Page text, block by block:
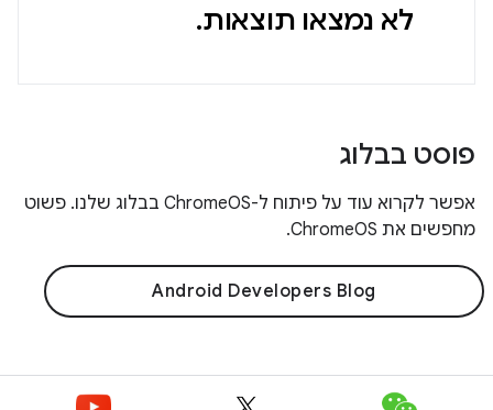
לא נמצאו תוצאות.
פוסט בבלוג
אפשר לקרוא עוד על פיתוח ל-ChromeOS בבלוג שלנו. פשוט
מחפשים את ChromeOS.
Android Developers Blog